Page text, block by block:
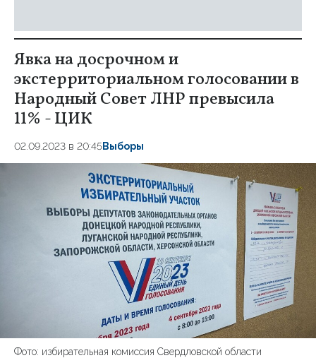
Явка на досрочном и
экстерриториальном голосовании в
Народный Совет ЛНР превысила
11% - ЦИК
02.09.2023 в 20:45 Выборы
Фото: избирательная комиссия Свердловской области